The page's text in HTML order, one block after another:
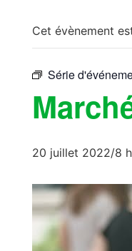
Cet évènement
Série
20 juillet 2022/8